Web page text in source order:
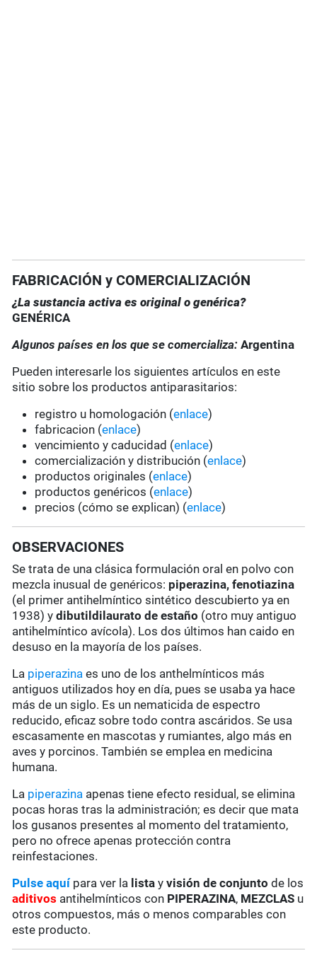
FABRICACIÓN y COMERCIALIZACIÓN
¿La sustancia activa es original o genérica?
GENÉRICA
Algunos países en los que se comercializa: Argentina
Pueden interesarle los siguientes artículos en este
sitio sobre los productos antiparasitarios:
registro u homologación (enlace)
fabricacion (enlace)
vencimiento y caducidad (enlace)
comercialización y distribución (enlace)
productos originales (enlace)
productos genéricos (enlace)
precios (cómo se explican) (enlace)
OBSERVACIONES
Se trata de una clásica formulación oral en polvo con
mezcla inusual de genéricos: piperazina, fenotiazina
(el primer antihelmíntico sintético descubierto ya en
1938) ydibutildilaurato de estaño (otro muy antiguo
antihelmíntico avícola). Los dos últimos han caido en
desuso en la mayoría de los países.
La piperazina es uno de los anthelmínticos más
antiguos utilizados hoy en día, pues se usaba ya hace
más de un siglo. Es un nematicida de espectro
reducido, eficaz sobre todo contra ascáridos. Se usa
escasamente en mascotas y rumiantes, algo más en
aves y porcinos. También se emplea en medicina
humana.
La piperazina apenas tiene efecto residual, se elimina
pocas horas tras la administración; es decir que mata
los gusanos presentes al momento del tratamiento,
pero no ofrece apenas protección contra
reinfestaciones.
Pulse aquípara ver la lista yvisión de conjunto de los
aditivos antihelmínticos con PIPERAZINA, MEZCLAS u
otros compuestos, más o menos comparables con
este producto.